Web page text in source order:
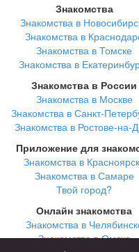
Знакомства
Знакомства в
Знакомства в
Знакомства в Томске
Знакомства в
Знакомства в России
Знакомства в Москве
Знакомства в Санкт-
Знакомства в Ростове-на-
Приложение для
Знакомства в
Знакомства в Самаре
Твой город?
Онлайн знакомства
Знакомства в
Знакомства в Омске